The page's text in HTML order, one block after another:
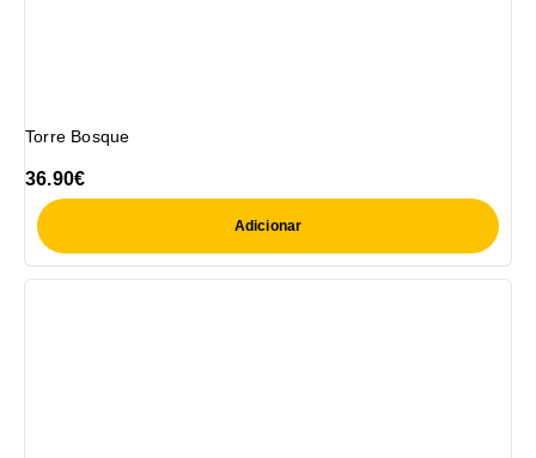
Torre Bosque
36.90€
Adicionar